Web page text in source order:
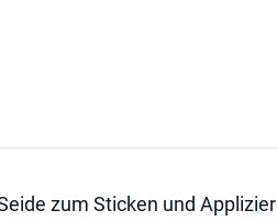
zum Sticken und